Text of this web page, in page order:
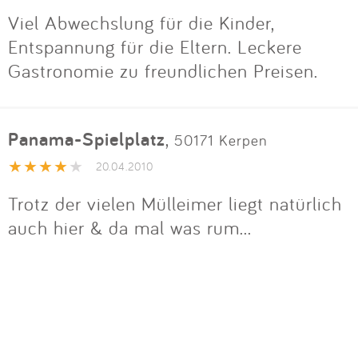
Blog
Partner
Impressum
Anmelden
Viel Abwechslung für die Kinder,
Entspannung für die Eltern. Leckere
Gastronomie zu freundlichen Preisen.
Panama-Spielplatz, 50171 Kerpen
20.04.2010
Trotz der vielen Mülleimer liegt natürlich
auch hier & da mal was rum...